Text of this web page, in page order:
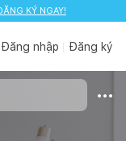
KÝ NGAY!
Đăng nhập Đăng ký